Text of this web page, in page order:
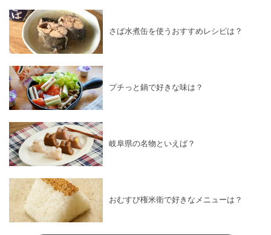
さば水煮缶を使うおすすめレシピは？
プチっと鍋で好きな味は？
岐阜県の名物といえば？
おむすび権米衛で好きなメニューは？